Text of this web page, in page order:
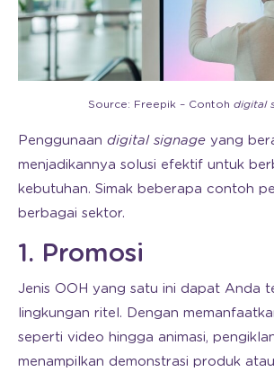
Source: Freepik – Contoh digital
Penggunaan digital signage yang
menjadikannya solusi efektif untuk
kebutuhan. Simak beberapa contoh
berbagai sektor.
1. Promosi
Jenis OOH yang satu ini dapat Anda
lingkungan ritel. Dengan
seperti video hingga animasi,
menampilkan demonstrasi produk